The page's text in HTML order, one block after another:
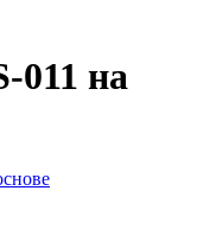
011 на